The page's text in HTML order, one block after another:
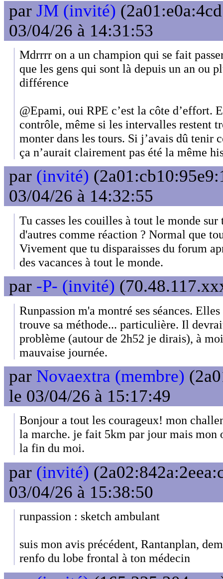
par JM (invité)
03/04/26 à 14:31:53
Mdrrrr on a un champion qui se fait
que les gens qui sont là depuis un an ou
différence
@Epami, oui RPE c’est la côte d’effort.
contrôle, même si les intervalles restent
monter dans les tours. Si j’avais dû tenir
ça n’aurait clairement pas été la même
par (invité)
03/04/26 à 14:32:55
Tu casses les couilles à tout le monde
d'autres comme réaction ? Normal que
Vivement que tu disparaisses du forum
des vacances à tout le monde.
par -P- (invité)
Runpassion m'a montré ses séances.
trouve sa méthode... particulière. Il
problème (autour de 2h52 je dirais), à
mauvaise journée.
par Novaextra (membre)
le 03/04/26 à 15:17:49
Bonjour a tout les courageux! mon
la marche. je fait 5km par jour mais mon
la fin du moi.
par (invité)
03/04/26 à 15:38:50
runpassion : sketch ambulant
suis mon avis précédent, Rantanplan,
renfo du lobe frontal à ton médecin